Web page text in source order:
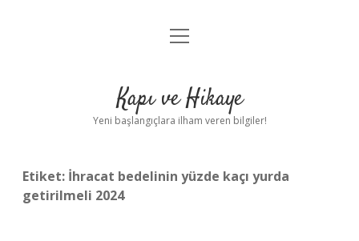
Anasayfa
Yasal Uyarı
menüyü
Kapı ve Hikaye
Yeni başlangıçlara ilham veren bilgiler!
Etiket: İhracat bedelinin yüzde kaçı yurda
getirilmeli 2024